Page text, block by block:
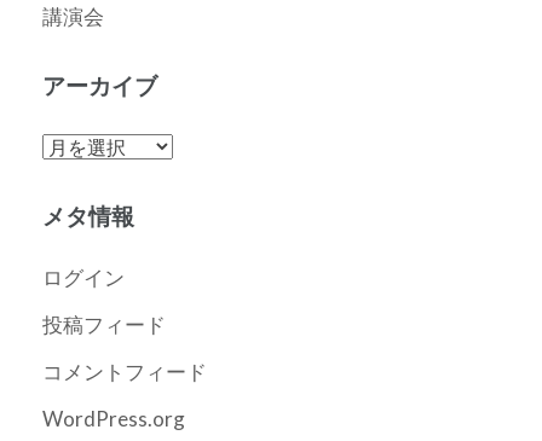
講演会
アーカイブ
ア
カ
ブ
メタ情報
ログイン
投稿フィード
コメントフィード
WordPress.org